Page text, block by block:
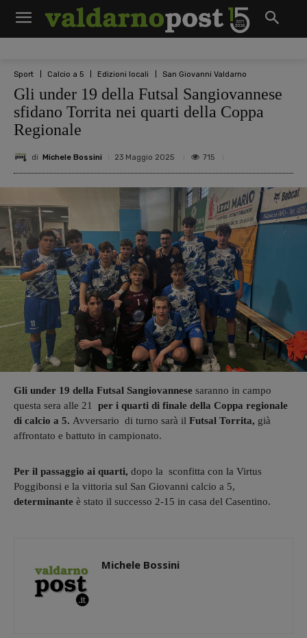
Sport Calcio a 5 Edizioni locali San Giovanni Valdarno
Gli under 19 della Futsal Sangiovannese
sfidano Torrita nei quarti della Coppa
Regionale
di Michele Bossini 23 Maggio 2025 715
Gli under 19 della Futsal Sangiovannese saranno in campo
questa sera alle 21 per i quarti di finale della Coppa regionale
di calcio a 5. Avversario di turno sarà il Futsal Torrita, già
affrontato e battuto in campionato.
Per il passaggio ai quarti, dopo la sconfitta con la Virtus
Poggibonsi e la vittoria sul San Giovanni calcio a 5,
determinante è stato il successo 2-15 in casa del Casentino.
Michele Bossini